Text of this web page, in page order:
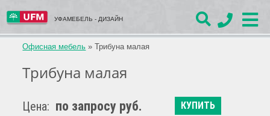
УФАМЕБЕЛЬ - ДИЗАЙН
Офисная мебель »Трибуна малая
Трибуна малая
Цена: по запросу руб. КУПИТЬ